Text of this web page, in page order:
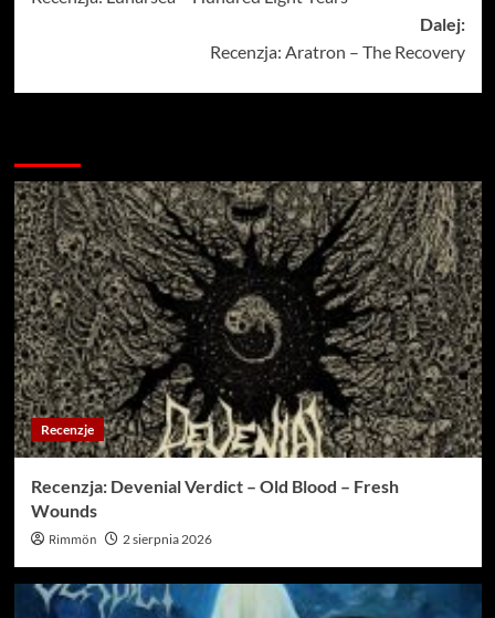
Dalej:
Recenzja: Aratron – The Recovery
Recenzje
Recenzja: Devenial Verdict – Old Blood – Fresh
Wounds
Rimmön 2 sierpnia 2026